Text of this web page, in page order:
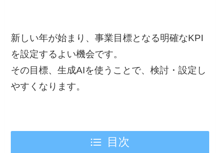
新しい年が始まり、事業目標となる明確なKPI
を設定するよい機会です。
その目標、生成AIを使うことで、検討・設定し
やすくなります。
目次